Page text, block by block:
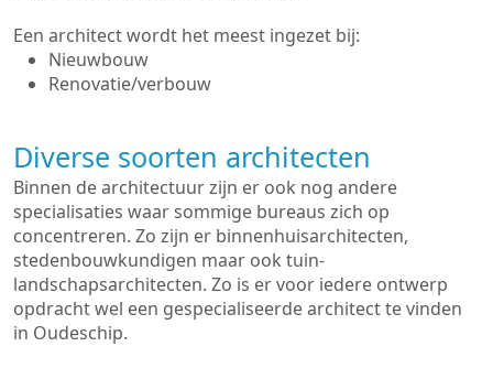
Een architect wordt het meest ingezet bij:
Nieuwbouw
Renovatie/verbouw
Diverse soorten architecten
Binnen de architectuur zijn er ook nog andere
specialisaties waar sommige bureaus zich op
concentreren. Zo zijn er binnenhuisarchitecten,
stedenbouwkundigen maar ook tuin-
landschapsarchitecten. Zo is er voor iedere ontwerp
opdracht wel een gespecialiseerde architect te vinden
in Oudeschip.